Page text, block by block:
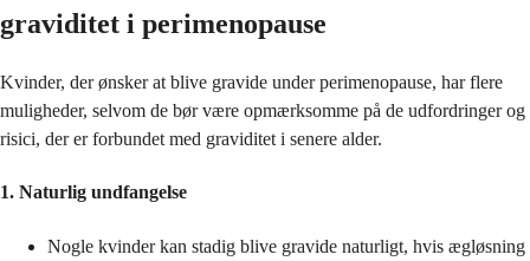
graviditet i perimenopause
Kvinder, der ønsker at blive gravide under perimenopause, har flere
muligheder, selvom de bør være opmærksomme på de udfordringer og
risici, der er forbundet med graviditet i senere alder.
1. Naturlig undfangelse
Nogle kvinder kan stadig blive gravide naturligt, hvis ægløsning